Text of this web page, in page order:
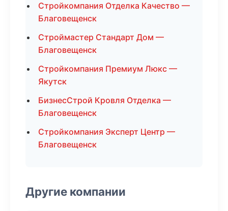
Стройкомпания Отделка Качество —
Благовещенск
Строймастер Стандарт Дом —
Благовещенск
Стройкомпания Премиум Люкс —
Якутск
БизнесСтрой Кровля Отделка —
Благовещенск
Стройкомпания Эксперт Центр —
Благовещенск
Другие компании